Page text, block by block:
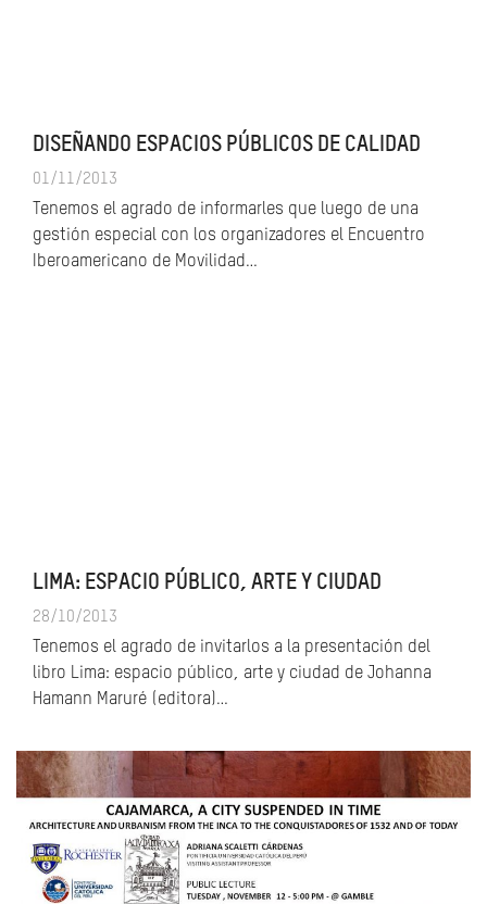
DISEÑANDO ESPACIOS PÚBLICOS DE CALIDAD
01/11/2013
Tenemos el agrado de informarles que luego de una
gestión especial con los organizadores el Encuentro
Iberoamericano de Movilidad…
LIMA: ESPACIO PÚBLICO, ARTE Y CIUDAD
28/10/2013
Tenemos el agrado de invitarlos a la presentación del
libro Lima: espacio público, arte y ciudad de Johanna
Hamann Maruré (editora)…